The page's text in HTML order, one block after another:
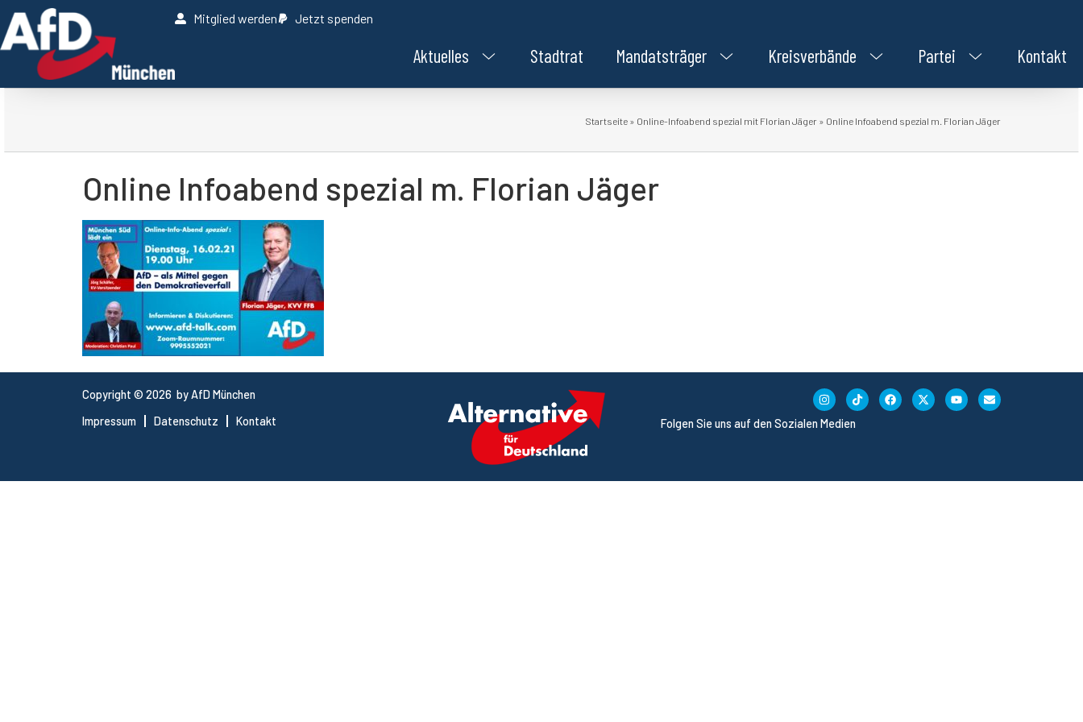
Mitglied werden Jetzt spenden
Aktuelles Stadtrat Mandatsträger Kreisverbände Partei Kontakt
Startseite » Online-Infoabend spezial mit Florian Jäger » Online Infoabend spezial m. Florian Jäger
Online Infoabend spezial m. Florian Jäger
Copyright © 2026 by AfD München
Impressum
Datenschutz Kontakt Folgen Sie uns auf den Sozialen Medien